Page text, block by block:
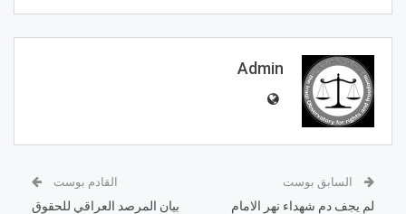
Admin
السابق بوست
لم يجف دم شهداء نهر الامام
القادم بوست
بيان المرصد العراقي للحقوق